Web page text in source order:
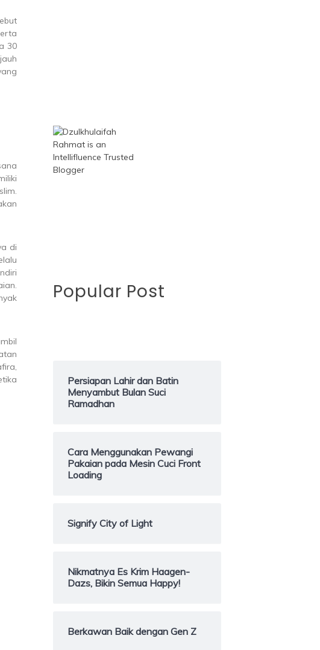
30
di
Popular Post
Persiapan Lahir dan Batin
Menyambut Bulan Suci
Ramadhan
Cara Menggunakan Pewangi
Pakaian pada Mesin Cuci Front
Loading
Signify City of Light
Nikmatnya Es Krim Haagen-
Dazs, Bikin Semua Happy!
Berkawan Baik dengan Gen Z